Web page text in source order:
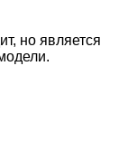
но является